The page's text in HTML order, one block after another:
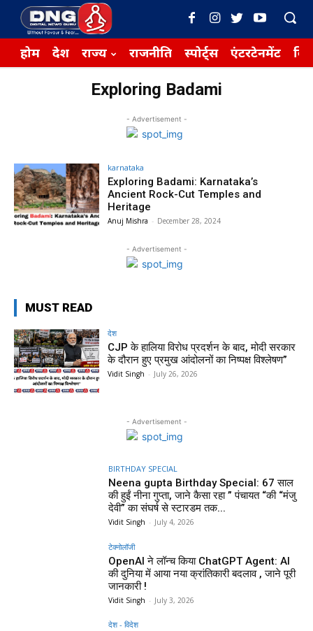
होम देश राज्य राजनीति स्पोर्ट्स एंटरटेनमेंट
Exploring Badami
- Advertisement -
karnataka
Exploring Badami: Karnataka’s
Ancient Rock-Cut Temples and
Heritage
Anuj Mishra - December 28, 2024
- Advertisement -
MUST READ
देश
CJP के हालिया विरोध प्रदर्शन के बाद, मोदी सरकार
के दौरान हुए प्रमुख आंदोलनों का निष्पक्ष विश्लेषण”
Vidit Singh - July 26, 2026
- Advertisement -
BIRTHDAY SPECIAL
Neena gupta Birthday Special: 67 साल
की हुईं नीना गुप्ता, जाने कैसा रहा ” पंचायत “की “मंजु
देवी” का संघर्ष से स्टारडम तक...
Vidit Singh - July 4, 2026
टेक्नोलॉजी
OpenAI ने लॉन्च किया ChatGPT Agent: AI
की दुनिया में आया नया क्रांतिकारी बदलाव , जाने पूरी
जानकारी !
Vidit Singh - July 3, 2026
देश - विदेश